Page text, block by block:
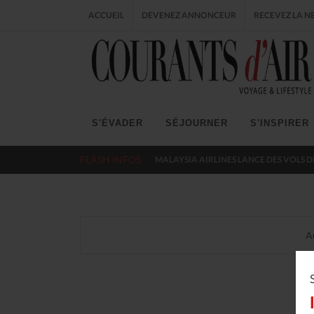
ACCUEIL DEVENEZ ANNONCEUR RECEVEZ LA
S'ÉVADER SÉJOURNER S'INSPIRER
FLASH INFOS MALAYSIA AIRLINES LANCE DES VOLS